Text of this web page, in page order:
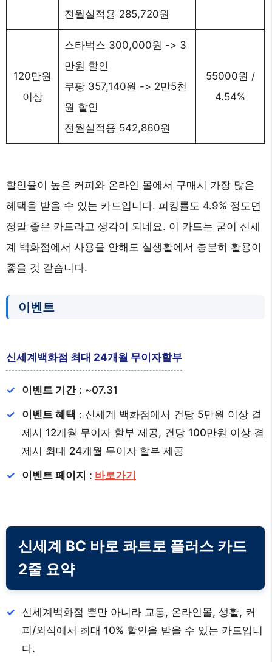
전월실적용 285,720원
120만원
이상
스타벅스 300,000원 -> 3
만원 할인
쿠팡 357,140원 -> 2만5천
원 할인
전월실적용 542,860원
55000원 /
4.54%
할인율이 높은 커피와 온라인 몰에서 구매시 가장 많은
혜택을 받을 수 있는 카드입니다. 피킹률도 4.9% 정도면
정말 좋은 카드라고 생각이 되네요. 이 카드는 굳이 신세
계 백화점에서 사용을 안해도 실생활에서 충분히 활용이
좋을 것 같습니다.
이벤트
신세계백화점 최대 24개월 무이자할부
이벤트 기간: ~07.31
이벤트 혜택 : 신세계 백화점에서 건당 5만원 이상 결
제시 12개월 무이자 할부 제공, 건당 100만원 이상 결
제시 최대 24개월 무이자 할부 제공
이벤트 페이지 : 바로가기
신세계 BC 바로 콰트로 플러스 카드
2줄 요약
신세계백화점 뿐만 아니라 교통, 온라인몰, 생활, 커
피/외식에서 최대 10% 할인을 받을 수 있는 카드입니
다.